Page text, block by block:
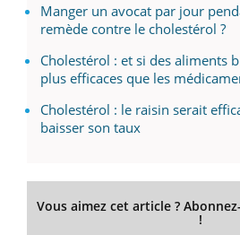
Manger un avocat par jour
remède contre le cholestérol ?
Cholestérol : et si des aliments
plus efficaces que les
Cholestérol : le raisin serait
baisser son taux
Vous aimez cet article ?
!